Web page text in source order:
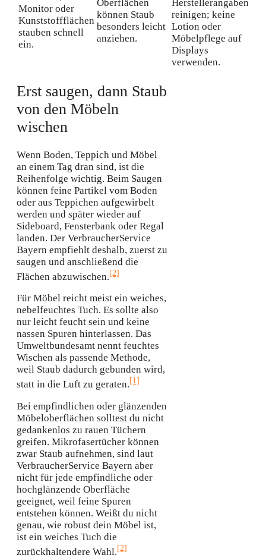
Monitor oder
Kunststoffflächen
stauben schnell
ein.
Oberflächen
können Staub
besonders leicht
anziehen.
Herstellerangaben
reinigen; keine
Lotion oder
Möbelpflege auf
Displays
verwenden.
Erst saugen, dann Staub
von den Möbeln
wischen
Wenn Boden, Teppich und Möbel
an einem Tag dran sind, ist die
Reihenfolge wichtig. Beim Saugen
können feine Partikel vom Boden
oder aus Teppichen aufgewirbelt
werden und später wieder auf
Sideboard, Fensterbank oder Regal
landen. Der VerbraucherService
Bayern empfiehlt deshalb, zuerst zu
saugen und anschließend die
Flächen abzuwischen.[2]
Für Möbel reicht meist ein weiches,
nebelfeuchtes Tuch. Es sollte also
nur leicht feucht sein und keine
nassen Spuren hinterlassen. Das
Umweltbundesamt nennt feuchtes
Wischen als passende Methode,
weil Staub dadurch gebunden wird,
statt in die Luft zu geraten.[1]
Bei empfindlichen oder glänzenden
Möbeloberflächen solltest du nicht
gedankenlos zu rauen Tüchern
greifen. Mikrofasertücher können
zwar Staub aufnehmen, sind laut
VerbraucherService Bayern aber
nicht für jede empfindliche oder
hochglänzende Oberfläche
geeignet, weil feine Spuren
entstehen können. Weißt du nicht
genau, wie robust dein Möbel ist,
ist ein weiches Tuch die
zurückhaltendere Wahl.[2]